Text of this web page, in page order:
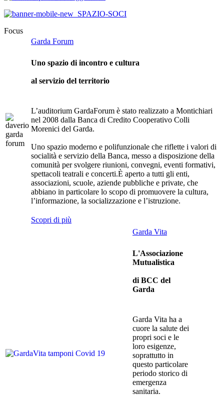
Focus
Garda Forum
Uno spazio di incontro e cultura
al servizio del territorio
L’auditorium GardaForum è stato realizzato a Montichiari
nel 2008 dalla Banca di Credito Cooperativo Colli
Morenici del Garda.
Uno spazio moderno e polifunzionale che riflette i valori di
socialità e servizio della Banca, messo a disposizione della
comunità per svolgere riunioni, convegni, eventi formativi,
spettacoli teatrali e concerti.È aperto a tutti gli enti,
associazioni, scuole, aziende pubbliche e private, che
abbiano in particolare lo scopo di promuovere la cultura,
l’informazione, la socializzazione e l’istruzione.
Scopri di più
Garda Vita
L'Associazione
Mutualistica
di BCC del
Garda
Garda Vita ha a
cuore la salute dei
propri soci e le
loro esigenze,
soprattutto in
questo particolare
periodo storico di
emergenza
sanitaria.